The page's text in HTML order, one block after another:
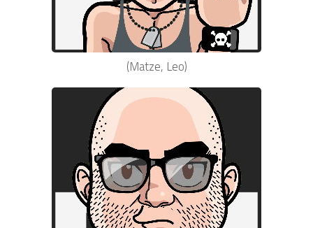
(Matze, Leo)